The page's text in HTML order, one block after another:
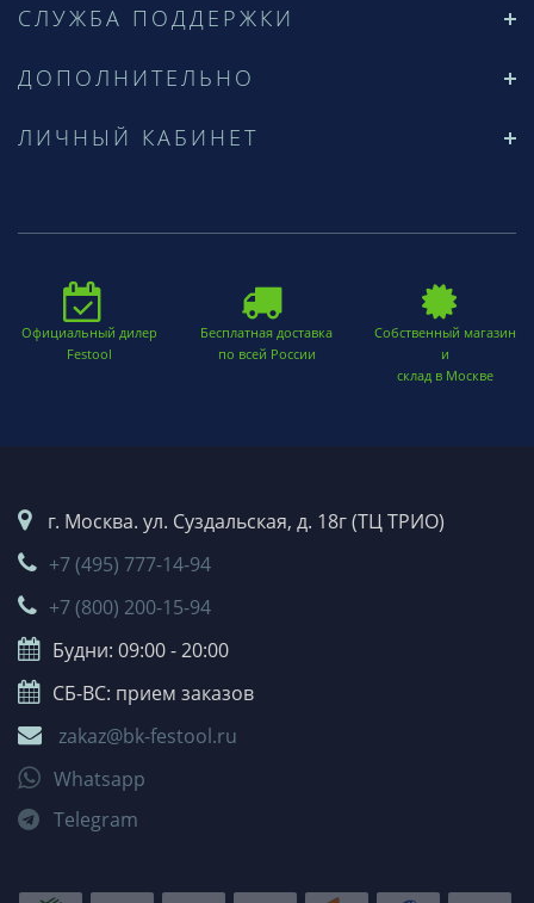
СЛУЖБА ПОДДЕРЖКИ
ДОПОЛНИТЕЛЬНО
ЛИЧНЫЙ КАБИНЕТ
Официальный дилер
Festool
Бесплатная доставка
по всей России
Собственный магазин
и
склад в Москве
г. Москва. ул. Суздальская, д. 18г (ТЦ ТРИО)
+7 (495) 777-14-94
+7 (800) 200-15-94
Будни: 09:00 - 20:00
СБ-ВС: прием заказов
zakaz@bk-festool.ru
Whatsapp
Telegram